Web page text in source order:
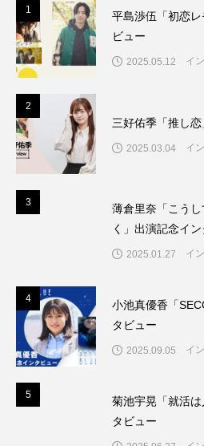
今恋をしている 初恋レモ
恋愛シノプシス
1
平島渉伍「初恋
ビュー
2025.05.12 イ
2
三好佑季「推し
2025.03.04 イ
3
薄倉里奈「こう
く」出演記念イ
2025.01.27 イ
4
小池真優香「
タビュー
2025.09.05 イ
5
菊池宇晃「就活
タビュー